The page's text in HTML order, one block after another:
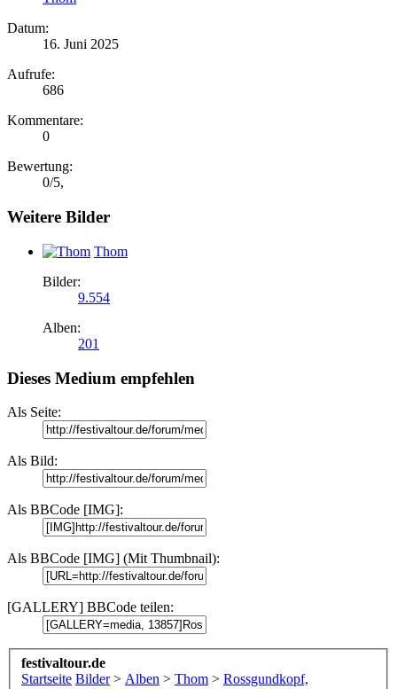
Datum:
16. Juni 2025
Aufrufe:
686
Kommentare:
0
Bewertung:
0/5,
Weitere Bilder
Thom
Bilder:
9.554
Alben:
201
Dieses Medium empfehlen
Als Seite:
Als Bild:
Als BBCode [IMG]:
Als BBCode [IMG] (Mit Thumbnail):
[GALLERY] BBCode teilen:
festivaltour.de
Startseite Bilder > Alben > Thom > Rossgundkopf,